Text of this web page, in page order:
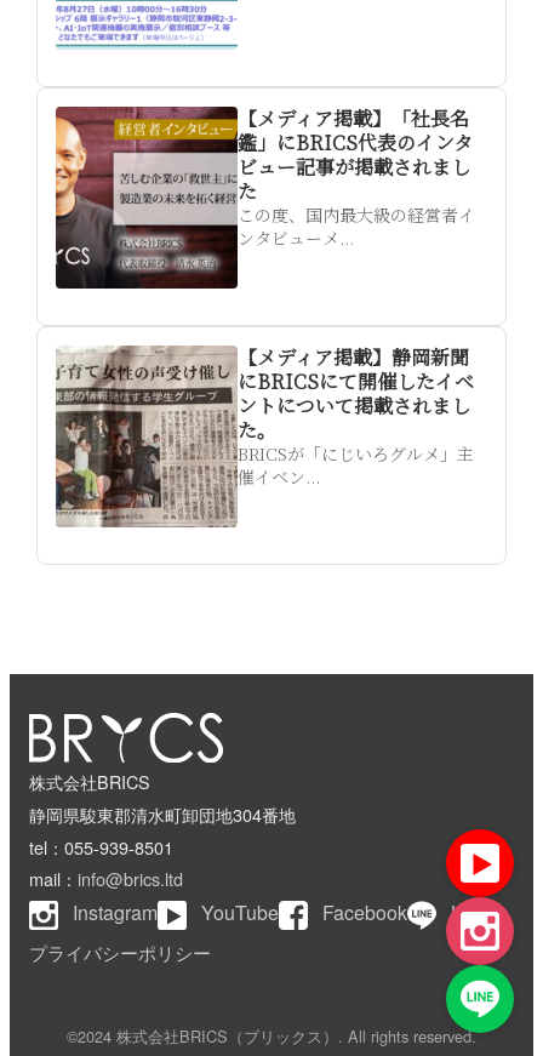
【メディア掲載】「社長名
鑑」にBRICS代表のインタ
ビュー記事が掲載されまし
た
この度、国内最大級の経営者イ
ンタビューメ...
【メディア掲載】静岡新聞
にBRICSにて開催したイベ
ントについて掲載されまし
た。
BRICSが「にじいろグルメ」主
催イベン...
株式会社BRICS
静岡県駿東郡清水町卸団地304番地
tel：055-939-8501
mail： info@brics.ltd
Instagram YouTube Facebook LINE
プライバシーポリシー
©2024 株式会社BRICS（ブリックス）. All rights reserved.